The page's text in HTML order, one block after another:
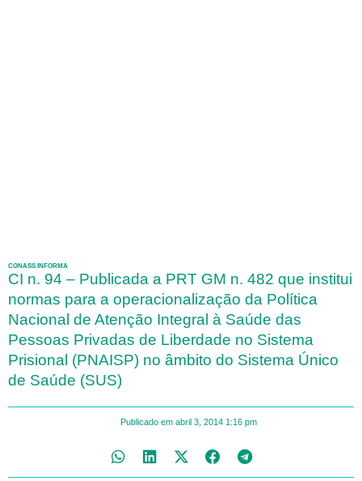
CONASS INFORMA
CI n. 94 – Publicada a PRT GM n. 482 que institui
normas para a operacionalização da Política
Nacional de Atenção Integral à Saúde das
Pessoas Privadas de Liberdade no Sistema
Prisional (PNAISP) no âmbito do Sistema Único
de Saúde (SUS)
Publicado em abril 3, 2014 1:16 pm